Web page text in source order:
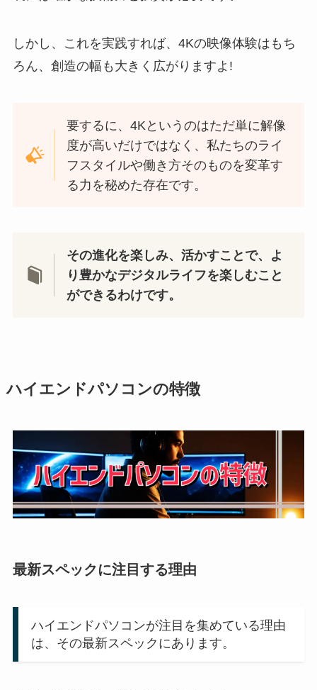
しかし、これを実践すれば、4Kの映像体験はもち
ろん、創造の幅も大きく広がりますよ!
要するに、4Kというのはただ単に解像
度が高いだけではなく、私たちのライ
フスタイルや働き方そのものを変革す
る力を秘めた存在です。
その進化を楽しみ、活かすことで、よ
り豊かなデジタルライフを楽しむこと
ができるわけです。
ハイエンドパソコンの特徴
最新スペックに注目する理由
ハイエンドパソコンが注目を集めている理由
は、その最新スペックにあります。